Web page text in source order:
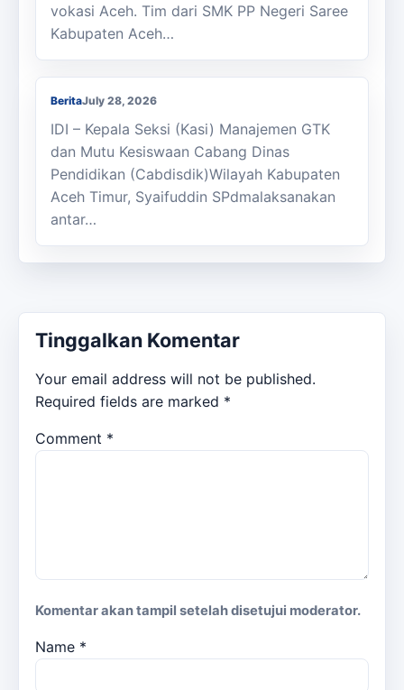
vokasi Aceh. Tim dari SMK PP Negeri Saree
Kabupaten Aceh…
Kasi Cabdisdik Kabupaten Aceh Timur
Antar Tugas Kepala SMKN 1 Julok
BeritaJuly 28, 2026
IDI – Kepala Seksi (Kasi) Manajemen GTK
dan Mutu Kesiswaan Cabang Dinas
Pendidikan (Cabdisdik)Wilayah Kabupaten
Aceh Timur, Syaifuddin SPdmalaksanakan
antar…
Tinggalkan Komentar
Your email address will not be published.
Required fields are marked *
Comment *
Komentar akan tampil setelah disetujui moderator.
Name *